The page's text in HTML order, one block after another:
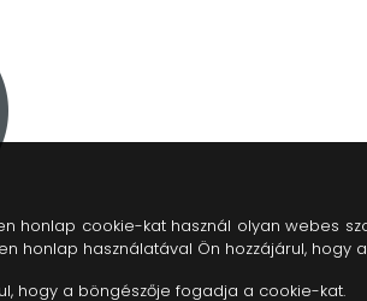
honlap cookie-kat használ olyan webes
honlap használatával Ön hozzájárul,
hogy a böngészője fogadja a cookie-kat.